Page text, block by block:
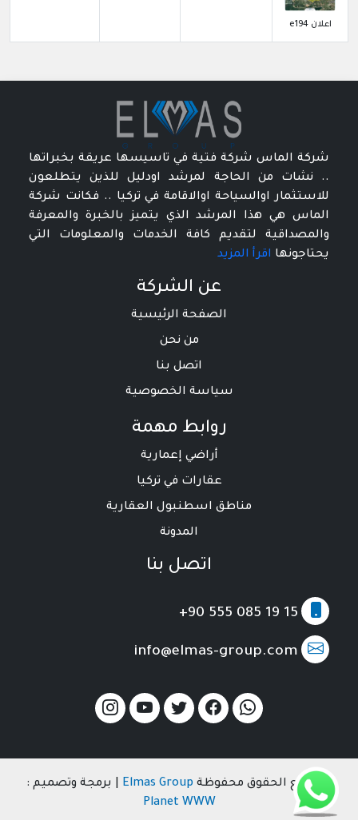
اعلان e194
شركة الماس شركة فتية في تاسيسها عريقة بخبراتها
.. نشات من الحاجة لمرشد اودليل للذين يتطلعون
للاستثمار اوالسياحة اوالاقامة في تركيا .. فكانت شركة
الماس هي هذا المرشد الذي يتميز بالخبرة والمعرفة
والمصداقية لتقديم كافة الخدمات والمعلومات التي
يحتاجونها اقرأ المزيد
عن الشركة
الصفحة الرئيسية
من نحن
اتصل بنا
سياسة الخصوصية
روابط مهمة
أراضي إعمارية
عقارات في تركيا
مناطق اسطنبول العقارية
المدونة
اتصل بنا
+90 555 085 19 15
info@elmas-group.com
© جميع الحقوق محفوظة Elmas Group | برمجة وتصميم :
Planet WWW